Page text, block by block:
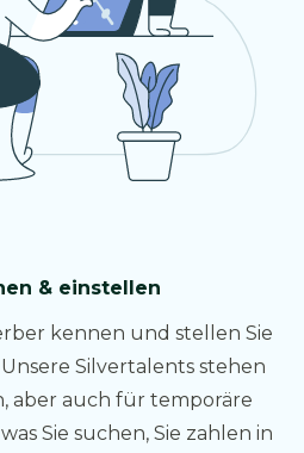
& einstellen
kennen und stellen Sie
Silvertalents stehen
aber auch für temporäre
Sie suchen, Sie zahlen in